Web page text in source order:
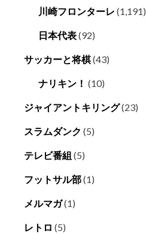
川崎フロンターレ (1,191)
日本代表(92)
サッカーと将棋(43)
ナリキン！ (10)
ジャイアントキリング(23)
スラムダンク (5)
テレビ番組 (5)
フットサル部(1)
メルマガ(1)
レトロ (5)